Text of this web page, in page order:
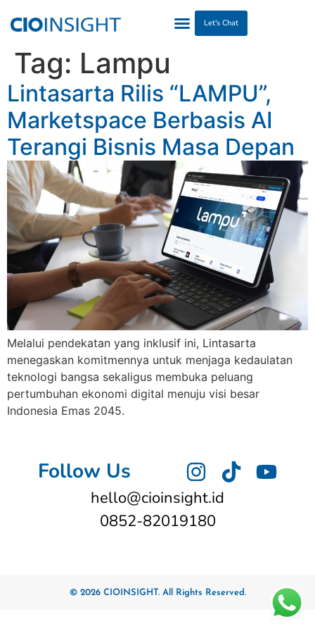
Let's Chat
Tag: Lampu
Lintasarta Rilis “LAMPU”,
Marketspace Berbasis AI
Terangi Bisnis Masa Depan
Melalui pendekatan yang inklusif ini, Lintasarta
menegaskan komitmennya untuk menjaga kedaulatan
teknologi bangsa sekaligus membuka peluang
pertumbuhan ekonomi digital menuju visi besar
Indonesia Emas 2045.
Follow Us
hello@cioinsight.id
0852-82019180
© 2026 CIOINSIGHT. All Rights Reserved.